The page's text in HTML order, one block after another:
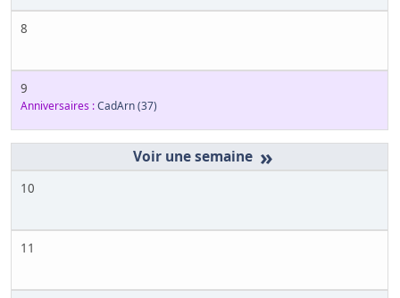
8
9
Anniversaires :CadArn(37)
»
10
11